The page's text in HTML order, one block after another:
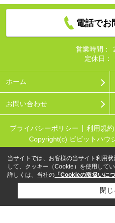
電話でお
営業時間：
定休日：
ホーム
お問い合わせ
プライバシーポリシー 利用規約
Copyright(c) ビビットハウ
当サイトでは、お客様の当サイト利用
して、クッキー（Cookie）を使用してい
詳しくは、当社の 「Cookieの取扱いに
閉じ